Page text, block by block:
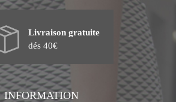
Livraison gratuite
dés 40€
INFORMATION